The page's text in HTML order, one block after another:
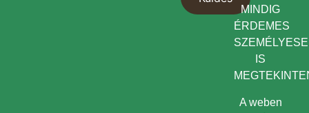
MINDIG
ÉRDEMES
IS
A weben